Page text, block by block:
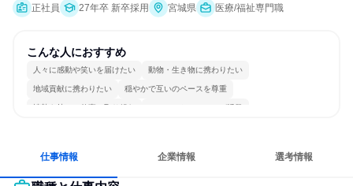
正社員
27年卒 新卒採用 宮城県 医療/福祉専門職
こんな人におすすめ
人々に感動や笑いを届けたい 動物・生き物に携わりたい
地域貢献に携わりたい 穏やかで互いのペースを尊重
情熱を持って仕事に取り組む コミュニケーションが活発
仕事情報 企業情報 選考情報